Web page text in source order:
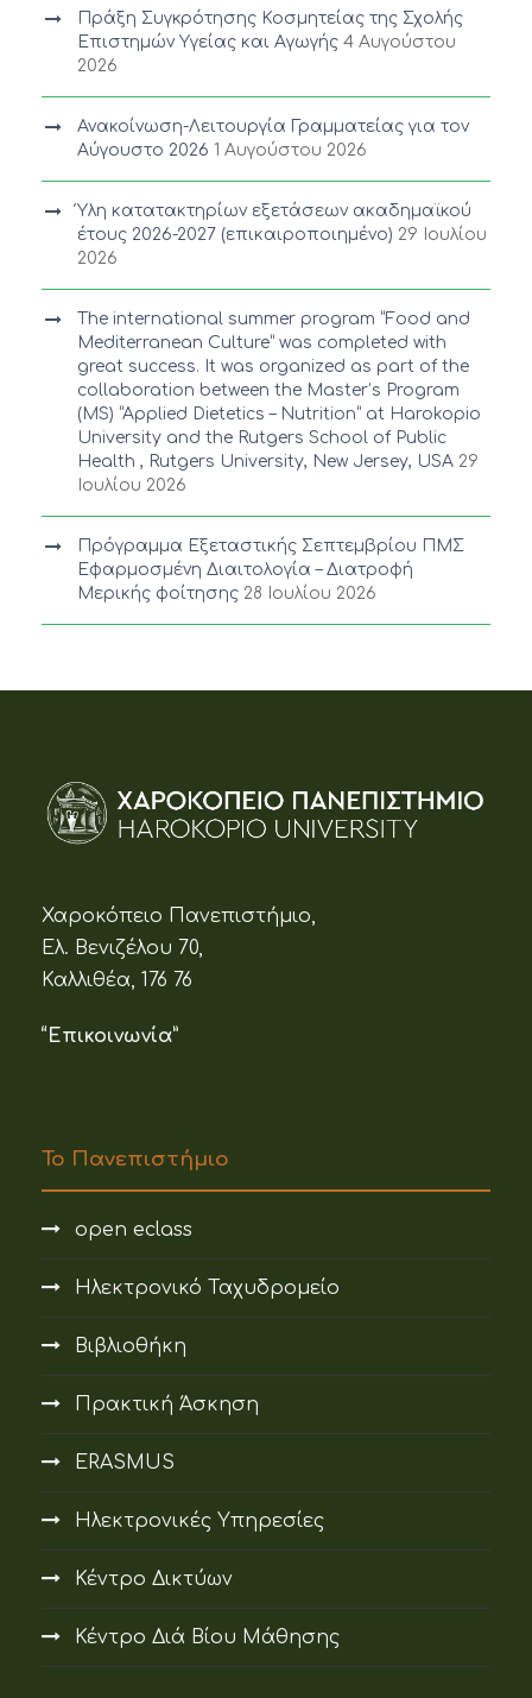
Πράξη Συγκρότησης Κοσμητείας της Σχολής
Επιστημών Υγείας και Αγωγής 4 Αυγούστου
2026
Ανακοίνωση-Λειτουργία Γραμματείας για τον
Αύγουστο 2026 1 Αυγούστου 2026
Ύλη κατατακτηρίων εξετάσεων ακαδημαϊκού
έτους 2026-2027 (επικαιροποιημένο) 29 Ιουλίου
2026
The international summer program “Food and
Mediterranean Culture” was completed with
great success. It was organized as part of the
collaboration between the Master’s Program
(MS) “Applied Dietetics – Nutrition” at Harokopio
University and the Rutgers School of Public
Health , Rutgers University, New Jersey, USA 29
Ιουλίου 2026
Πρόγραμμα Εξεταστικής Σεπτεμβρίου ΠΜΣ
Εφαρμοσμένη Διαιτολογία – Διατροφή
Μερικής φοίτησης 28 Ιουλίου 2026
Χαροκόπειο Πανεπιστήμιο,
Ελ. Βενιζέλου 70,
Καλλιθέα, 176 76
“Επικοινωνία”
Το Πανεπιστήμιο
open eclass
Ηλεκτρονικό Ταχυδρομείο
Βιβλιοθήκη
Πρακτική Άσκηση
ERASMUS
Ηλεκτρονικές Υπηρεσίες
Κέντρο Δικτύων
Κέντρο Διά Βίου Μάθησης